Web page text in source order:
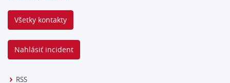
Všetky kontakty
Nahlásiť incident
RSS